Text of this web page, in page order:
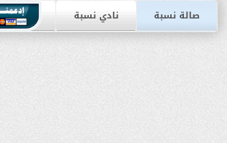
صالة نسبة نادي نسبة